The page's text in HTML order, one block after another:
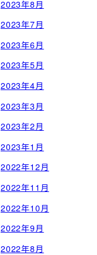
2023年8月
2023年7月
2023年6月
2023年5月
2023年4月
2023年3月
2023年2月
2023年1月
2022年12月
2022年11月
2022年10月
2022年9月
2022年8月